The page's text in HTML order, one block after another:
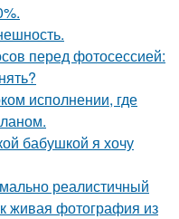
перед фотосессией:
исполнении, где
бабушкой я хочу
реалистичный
живая фотография из